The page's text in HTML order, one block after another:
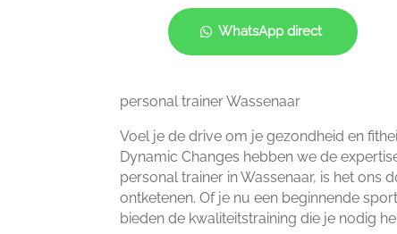
WhatsApp direct
personal trainer Wassenaar
Voel je de drive om je gezondheid en
Dynamic Changes hebben we de
personal trainer in Wassenaar, is het
ontketenen.​ Of je nu een beginnende
bieden de kwaliteitstraining die je nodig